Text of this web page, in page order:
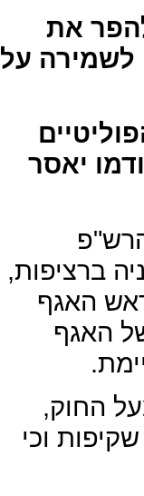
את
לשמירה על
יאסר
ברציפות,
האגף
האגף
החוק,
וכי